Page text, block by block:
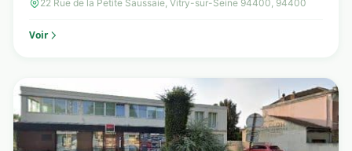
22 Rue de la Petite Saussaie, Vitry-sur-Seine 94400, 94400
Voir